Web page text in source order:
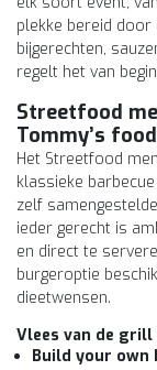
plekke bereid
bijgerechten,
regelt het van
Streetfood
Tommy’s
Het Streetfood
klassieke
zelf
ieder gerecht is
en direct te
burgeroptie
dieetwensen.
Vlees van de grill
Build your own